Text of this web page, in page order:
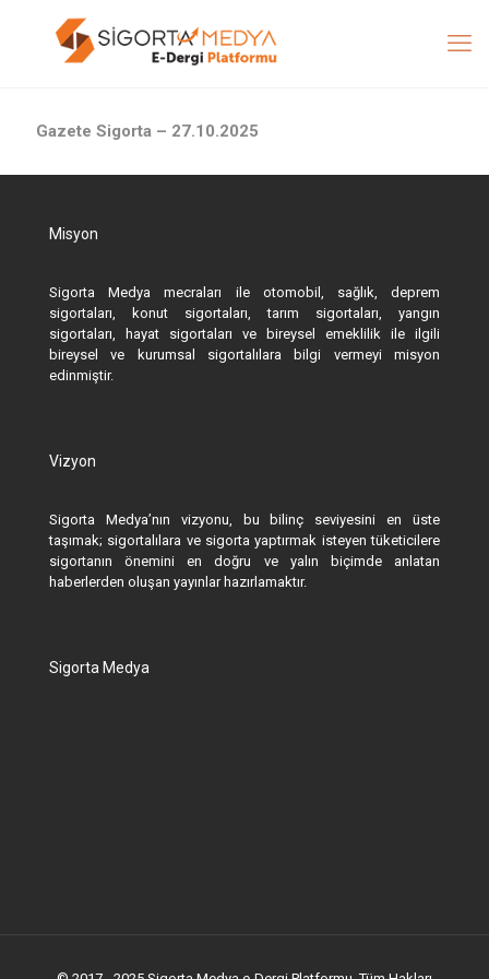
Gazete Sigorta – 27.10.2025
Misyon
Sigorta Medya mecraları ile otomobil, sağlık, deprem
sigortaları, konut sigortaları, tarım sigortaları, yangın
sigortaları, hayat sigortaları ve bireysel emeklilik ile ilgili
bireysel ve kurumsal sigortalılara bilgi vermeyi misyon
edinmiştir.
Vizyon
Sigorta Medya’nın vizyonu, bu bilinç seviyesini en üste
taşımak; sigortalılara ve sigorta yaptırmak isteyen tüketicilere
sigortanın önemini en doğru ve yalın biçimde anlatan
haberlerden oluşan yayınlar hazırlamaktır.
Sigorta Medya